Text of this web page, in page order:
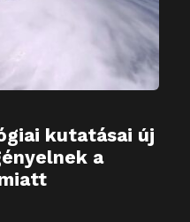
kutatásai új
a